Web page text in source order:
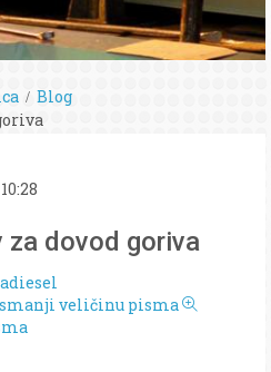
Blog
za dovod goriva
smanji veličinu pisma